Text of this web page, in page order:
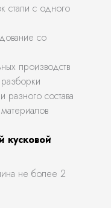
стали с одного
со
производств
разного состава
кусковой
не более 2